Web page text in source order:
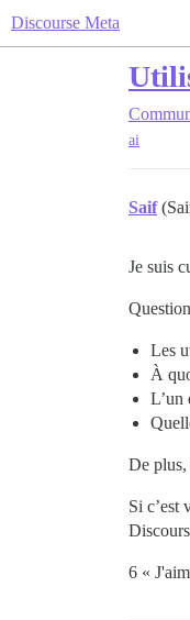
Discourse Meta
ai
Saif
Je suis
Les
À
L’un
De plus,
Si c’est
6 «